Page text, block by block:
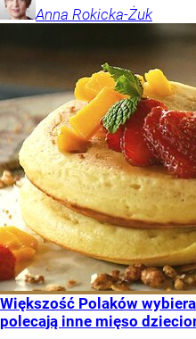
Anna Rokicka-Żuk
Większość Polaków
polecają inne mięso